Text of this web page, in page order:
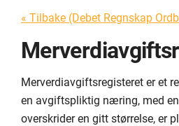
« Tilbake (Debet Regnskap
Merverdiavgiftsregisteret er et
en avgiftspliktig næring, med
overskrider en gitt størrelse, er